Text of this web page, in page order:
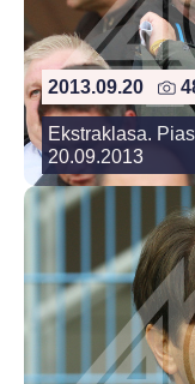
2013.09.20
Ekstraklasa.
20.09.2013